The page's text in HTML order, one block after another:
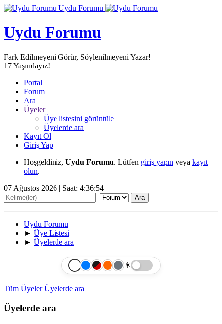
Uydu Forumu
Uydu Forumu
Fark Edilmeyeni Görür, Söylenilmeyeni Yazar!
17Yaşındayız!
Portal
Forum
Ara
Üyeler
Üye listesini görüntüle
Üyelerde ara
Kayıt Ol
Giriş Yap
Hoşgeldiniz, Uydu Forumu. Lütfen giriş yapın veya kayıt
olun.
07 Ağustos 2026 | Saat: 4:36:54
Uydu Forumu
► Üye Listesi
► Üyelerde ara
☀️
Tüm Üyeler Üyelerde ara
Üyelerde ara